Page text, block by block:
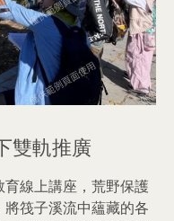
雙軌推廣
線上講座，荒野保護
筏子溪流中蘊藏的各